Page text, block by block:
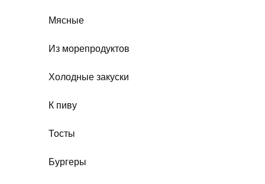
Мясные
Из морепродуктов
Холодные закуски
К пиву
Тосты
Бургеры